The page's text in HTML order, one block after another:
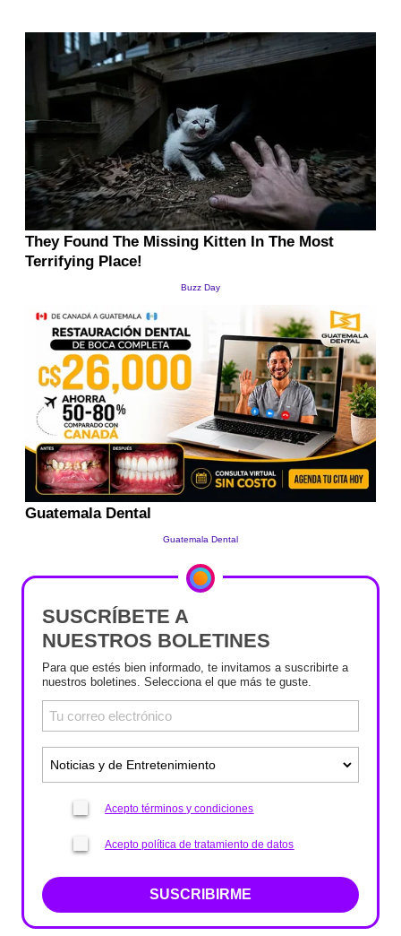
SUSCRÍBETE A
NUESTROS BOLETINES
Para que estés bien informado, te invitamos a suscribirte a
nuestros boletines. Selecciona el que más te guste.
Acepto términos y condiciones
Acepto política de tratamiento de datos
SUSCRIBIRME